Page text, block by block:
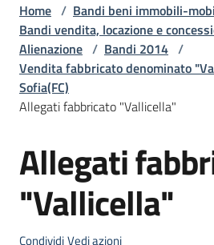
Argomenti
Novità
Atti
Bandi
Piani
Programmi
Home / Bandi beni immobili-
Bandi vendita, locazione e
Alienazione / Bandi 2014 /
Vendita fabbricato denominato
Sofia(FC)
Allegati fabbricato "Vallicella"
Salta al contenuto
Allegati
"Vallicella"
CondividiVedi azioni